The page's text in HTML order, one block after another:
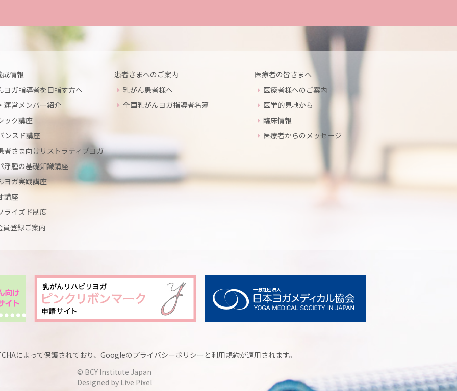
成情報
ヨガ指導者を目指す方へ
運営メンバー紹介
ック講座
ンスド講座
者さま向けリストラティブヨガ
浮腫の基礎知識講座
ヨガ実践講座
講座
ライズド制度
員登録ご案内
患者さまへのご案内
乳がん患者様へ
全国乳がんヨガ指導者名簿
医療者の皆さまへ
医療者様へのご案内
医学的見地から
臨床情報
医療者からのメッセージ
によって保護されており、Googleのプライバシーポリシー と利用規約が適用されます。
© BCY Institute Japan
Designed by Live Pixel